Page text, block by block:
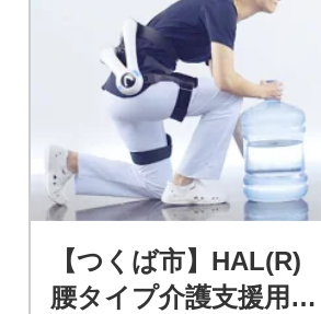
【つくば市】HAL(R)
腰タイプ介護支援用装